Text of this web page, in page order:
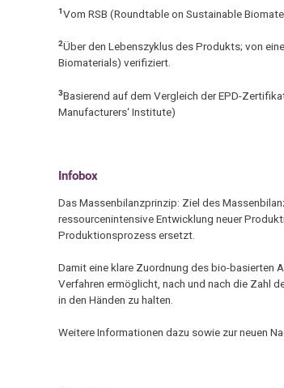
1Vom RSB (Roundtable on Sustainable
2Über den Lebenszyklus des Produkts; von
Biomaterials) verifiziert.
3Basierend auf dem Vergleich der EPD-
Manufacturers‘ Institute)
Infobox
Das Massenbilanzprinzip: Ziel des
ressourcenintensive Entwicklung neuer
Produktionsprozess ersetzt.
Damit eine klare Zuordnung des bio-basierten
Verfahren ermöglicht, nach und nach die Zahl
in den Händen zu halten.
Weitere Informationen dazu sowie zur neuen